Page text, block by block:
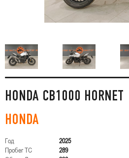
HONDA CB1000 HORNET
HONDA
Год
2025
Пробег ТС
289